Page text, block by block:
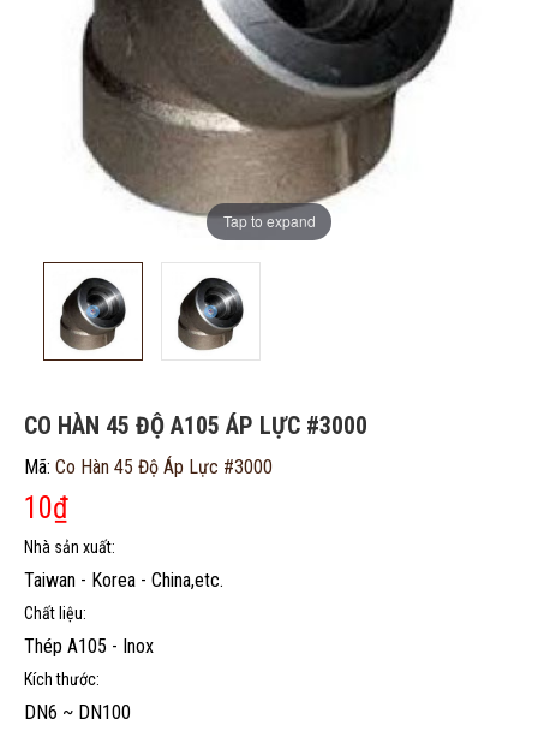
Tap to expand
CO HÀN 45 ĐỘ A105 ÁP LỰC #3000
Mã: Co Hàn 45 Độ Áp Lực #3000
10₫
Nhà sản xuất:
Taiwan - Korea - China,etc.
Chất liệu:
Thép A105 - Inox
Kích thước:
DN6 ~ DN100
ĐĂNG KÝ TƯ VẤN MIỄN PHÍ
Đăng ký tư vấn trực tiếp 24/7: